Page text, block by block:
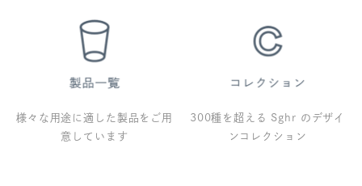
様々な用途に適した製品をご用
意しています
300種を超える Sghr のデザイ
ンコレクション